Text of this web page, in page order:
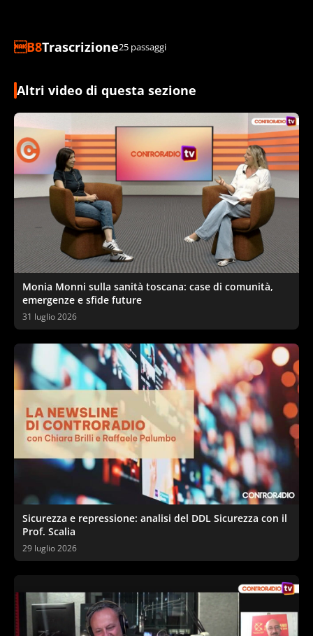
Trascrizione25 passaggi
Altri video di questa sezione
Monia Monni sulla sanità toscana: case di comunità,
emergenze e sfide future
31 luglio 2026
Sicurezza e repressione: analisi del DDL Sicurezza con il
Prof. Scalia
29 luglio 2026